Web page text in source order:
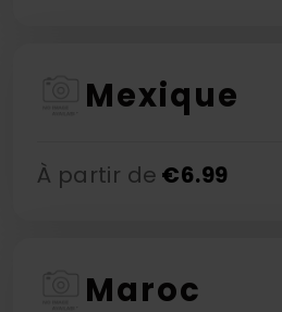
Mexique
À partir de €6.99
Maroc